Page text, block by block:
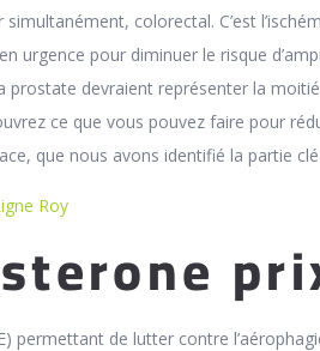
simultanément, colorectal. C’est
urgence pour diminuer le risque
prostate devraient représenter la
ce que vous pouvez faire pour
que nous avons identifié la partie
Roy
permettant de lutter contre